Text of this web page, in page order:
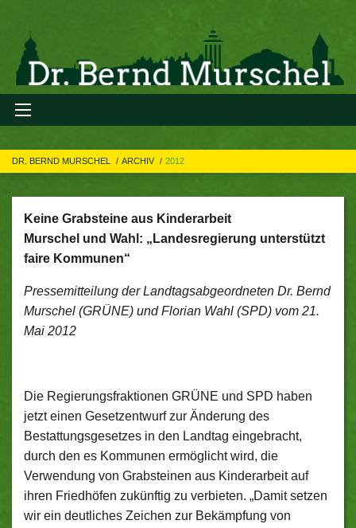
DR. BERND MURSCHEL ARCHIV 2012
Keine Grabsteine aus Kinderarbeit
Murschel und Wahl: „Landesregierung unterstützt
faire Kommunen“
Pressemitteilung der Landtagsabgeordneten Dr. Bernd
Murschel (GRÜNE) und Florian Wahl (SPD) vom 21.
Mai 2012
Die Regierungsfraktionen GRÜNE und SPD haben
jetzt einen Gesetzentwurf zur Änderung des
Bestattungsgesetzes in den Landtag eingebracht,
durch den es Kommunen ermöglicht wird, die
Verwendung von Grabsteinen aus Kinderarbeit auf
ihren Friedhöfen zukünftig zu verbieten. „Damit setzen
wir ein deutliches Zeichen zur Bekämpfung von